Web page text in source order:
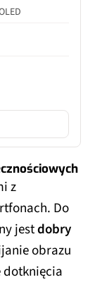
z
Do
jestdobry
obrazu
dotknięcia